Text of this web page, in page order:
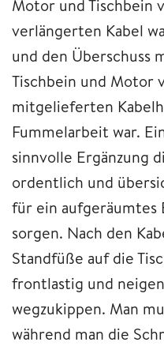
Motor und Tischbein
verlängerten Kabel
und den Überschuss
Tischbein und Motor
mitgelieferten
Fummelarbeit war.
sinnvolle Ergänzung
ordentlich und
für ein aufgeräumtes
sorgen. Nach den
Standfüße auf die
frontlastig und
wegzukippen. Man
während man die